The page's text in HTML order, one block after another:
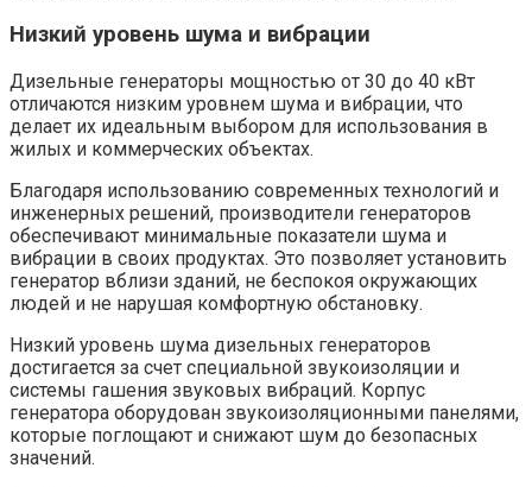
Низкий уровень шума и вибрации
Дизельные генераторы мощностью от 30 до 40 кВт
отличаются низким уровнем шума и вибрации, что
делает их идеальным выбором для использования в
жилых и коммерческих объектах.
Благодаря использованию современных технологий и
инженерных решений, производители генераторов
обеспечивают минимальные показатели шума и
вибрации в своих продуктах. Это позволяет установить
генератор вблизи зданий, не беспокоя окружающих
людей и не нарушая комфортную обстановку.
Низкий уровень шума дизельных генераторов
достигается за счет специальной звукоизоляции и
системы гашения звуковых вибраций. Корпус
генератора оборудован звукоизоляционными панелями,
которые поглощают и снижают шум до безопасных
значений.